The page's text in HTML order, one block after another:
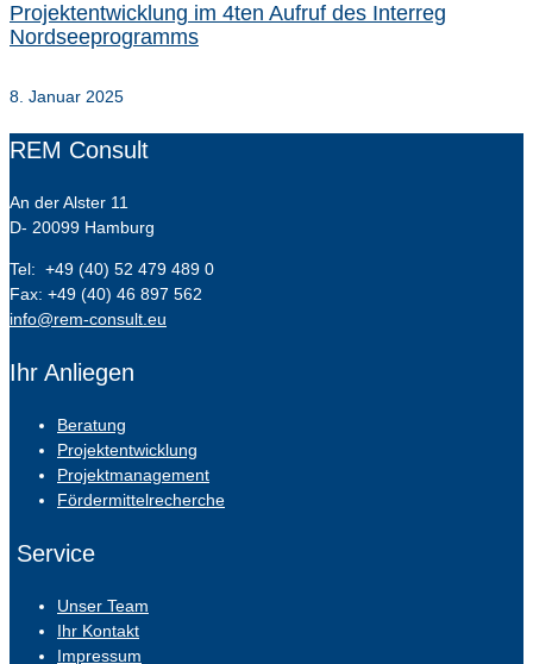
Projektentwicklung im 4ten Aufruf des Interreg
Nordseeprogramms
8. Januar 2025
REM Consult
An der Alster 11
D- 20099 Hamburg
Tel: +49 (40) 52 479 489 0
Fax: +49 (40) 46 897 562
info@rem-consult.eu
Ihr Anliegen
Beratung
Projektentwicklung
Projektmanagement
Fördermittelrecherche
Service
Unser Team
Ihr Kontakt
Impressum